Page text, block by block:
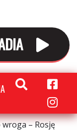
– Rosję